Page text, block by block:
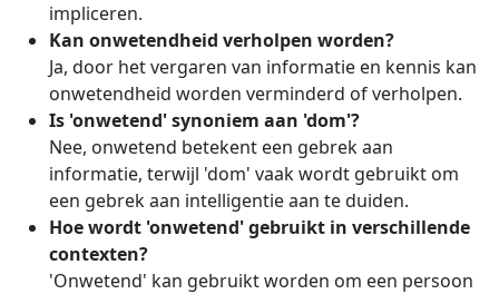
impliceren.
Kan onwetendheid verholpen worden?
Ja, door het vergaren van informatie en kennis kan
onwetendheid worden verminderd of verholpen.
Is 'onwetend' synoniem aan 'dom'?
Nee, onwetend betekent een gebrek aan
informatie, terwijl 'dom' vaak wordt gebruikt om
een gebrek aan intelligentie aan te duiden.
Hoe wordt 'onwetend' gebruikt in verschillende
contexten?
'Onwetend' kan gebruikt worden om een persoon